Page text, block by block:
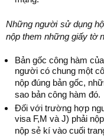
Những người sử dụng
nộp them những giấy tờ
Bản gốc công hàm
người có chung một
nộp đúng bản gốc,
sao bản công hàm đó.
Đối với trường hợp
visa F,M và J) phải
nộp sẻ kí vào cuối